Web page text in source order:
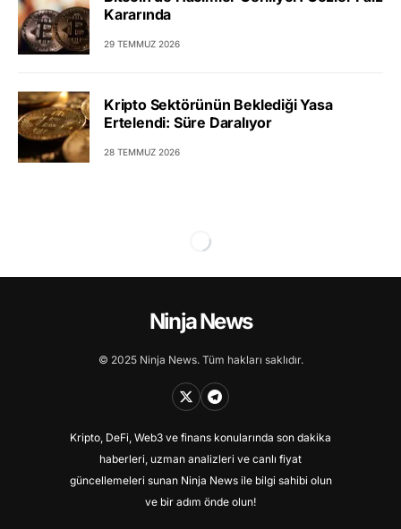
Kararında
29 TEMMUZ 2026
Kripto Sektörünün Beklediği Yasa
Ertelendi: Süre Daralıyor
28 TEMMUZ 2026
Ninja News
© 2025 Ninja News. Tüm hakları saklıdır.
Kripto, DeFi, Web3 ve finans konularında son dakika
haberleri, uzman analizleri ve canlı fiyat
güncellemeleri sunan Ninja News ile bilgi sahibi olun
ve bir adım önde olun!